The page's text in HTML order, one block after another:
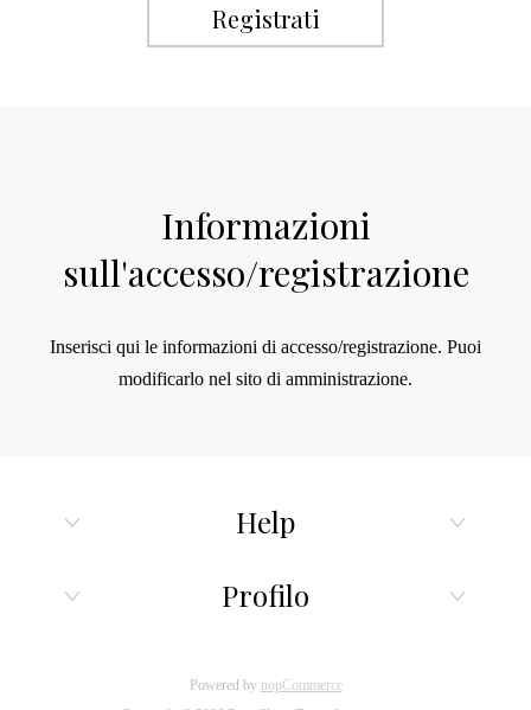
Informazioni
sull'accesso/registrazione
Inserisci qui le informazioni di accesso/registrazione. Puoi
modificarlo nel sito di amministrazione.
Help
Profilo
Powered by nopCommerce